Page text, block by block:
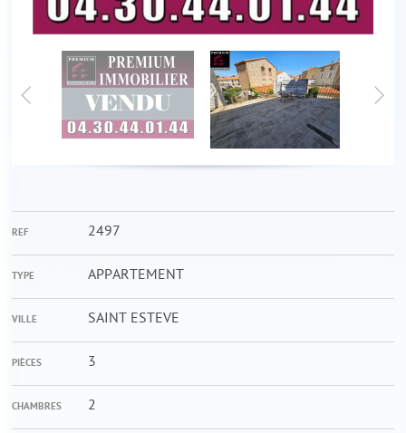
REF 2497
TYPE APPARTEMENT
VILLE SAINT ESTEVE
PIÈCES 3
CHAMBRES 2